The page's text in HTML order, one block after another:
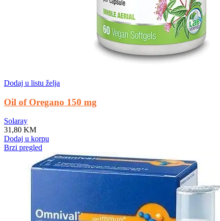
Dodaj u listu želja
Oil of Oregano 150 mg
Solaray
31,80 KM
Dodaj u korpu
Brzi pregled